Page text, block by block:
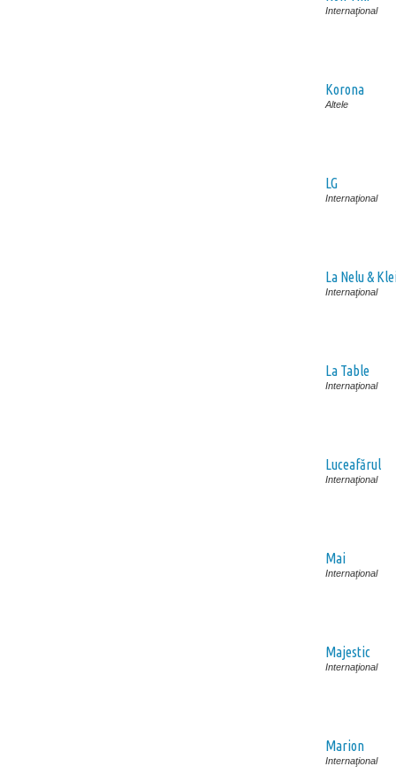
Internaţional
Korona
Altele
LG
Internaţional
La Nelu &
Internaţional
La Table
Internaţional
Luceafărul
Internaţional
Mai
Internaţional
Majestic
Internaţional
Marion
Internaţional